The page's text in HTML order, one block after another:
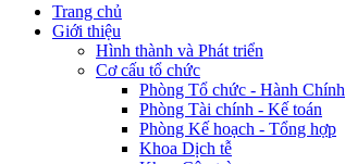
Trang chủ
Giới thiệu
Hình thành và Phát triển
Cơ cấu tổ chức
Phòng Tổ chức - Hành Chính
Phòng Tài chính - Kế toán
Phòng Kế hoạch - Tổng hợp
Khoa Dịch tễ